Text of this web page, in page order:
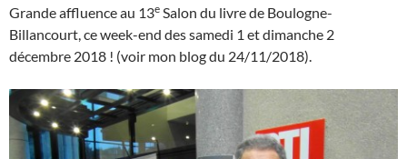
Grande affluence au 13e Salon du livre de Boulogne-
Billancourt, ce week-end des samedi 1 et dimanche 2
décembre 2018 ! (voir mon blog du 24/11/2018).